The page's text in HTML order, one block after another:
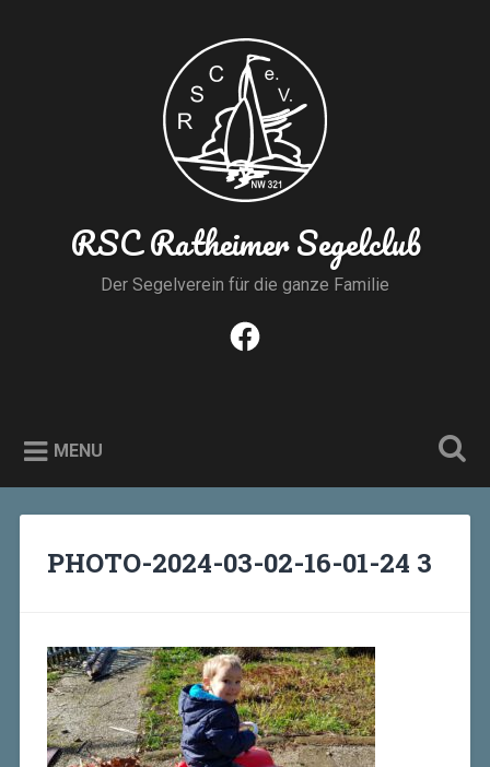
RSC Ratheimer Segelclub
Der Segelverein für die ganze Familie
Facebook
MENU
PHOTO-2024-03-02-16-01-24 3